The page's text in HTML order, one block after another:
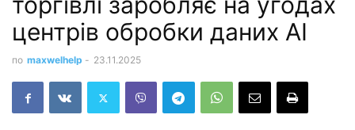
центрів обробки даних AI
по maxwelhelp - 23.11.2025